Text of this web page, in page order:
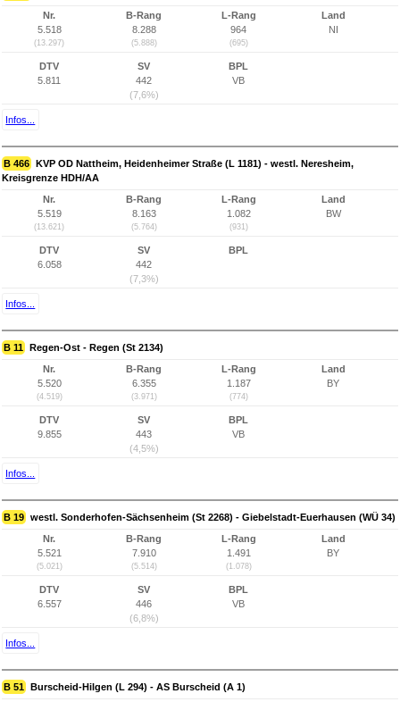
Nr.
5.518
(13.297)
B-Rang
8.288
(5.888)
L-Rang
964
(695)
Land
NI
DTV
5.811
SV
442
(7,6%)
BPL
VB
Infos...
B 466 KVP OD Nattheim, Heidenheimer Straße (L 1181) - westl. Neresheim,
Kreisgrenze HDH/AA
Nr.
5.519
(13.621)
B-Rang
8.163
(5.764)
L-Rang
1.082
(931)
Land
BW
DTV
6.058
SV
442
(7,3%)
BPL
Infos...
B 11 Regen-Ost - Regen (St 2134)
Nr.
5.520
(4.519)
B-Rang
6.355
(3.971)
L-Rang
1.187
(774)
Land
BY
DTV
9.855
SV
443
(4,5%)
BPL
VB
Infos...
B 19 westl. Sonderhofen-Sächsenheim (St 2268) - Giebelstadt-Euerhausen (WÜ 34)
Nr.
5.521
(5.021)
B-Rang
7.910
(5.514)
L-Rang
1.491
(1.078)
Land
BY
DTV
6.557
SV
446
(6,8%)
BPL
VB
Infos...
B 51 Burscheid-Hilgen (L 294) - AS Burscheid (A 1)